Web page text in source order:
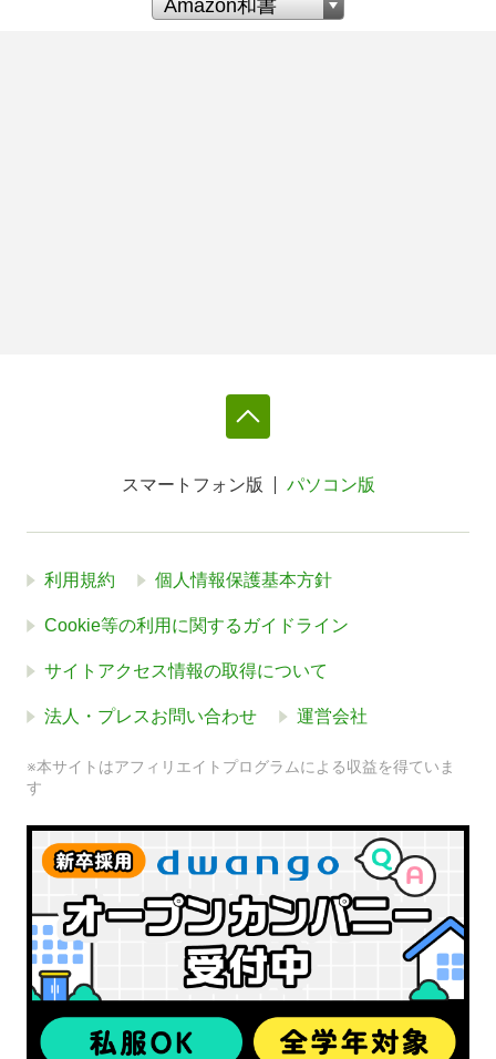
スマートフォン版 パソコン版
利用規約 個人情報保護基本方針
Cookie等の利用に関するガイドライン
サイトアクセス情報の取得について
法人・プレスお問い合わせ 運営会社
※本サイトはアフィリエイトプログラムによる収益を得ていま
す